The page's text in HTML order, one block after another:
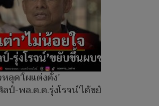
ลุด‘โผแต่งตั้ง’
ป์-พล.ต.ต.รุ่งโรจน์’ได้ขยับ